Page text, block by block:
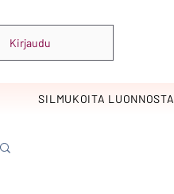
Kirjaudu
SILMUKOITA LUONNOSTA